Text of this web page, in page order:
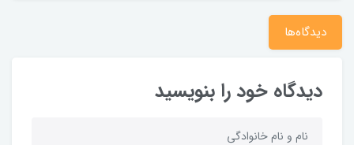
دیدگاه‌ها
دیدگاه خود را بنویسید